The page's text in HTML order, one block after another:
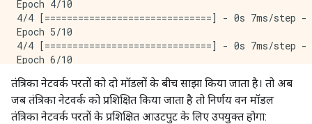
Epoch 4/10
4/4 [==============================] - 0s
Epoch 5/10
4/4 [==============================] - 0s
Epoch 6/10
4/4 [==============================] - 0s
Epoch 7/10
4/4 [==============================] - 0s
Epoch 8/10
तंत्रिका नेटवर्क परतों को दो मॉडलों के बीच साझा किया जाता है। तो अब
जब तंत्रिका नेटवर्क को प्रशिक्षित किया जाता है तो निर्णय वन मॉडल
तंत्रिका नेटवर्क परतों के प्रशिक्षित आउटपुट के लिए उपयुक्त होगा: